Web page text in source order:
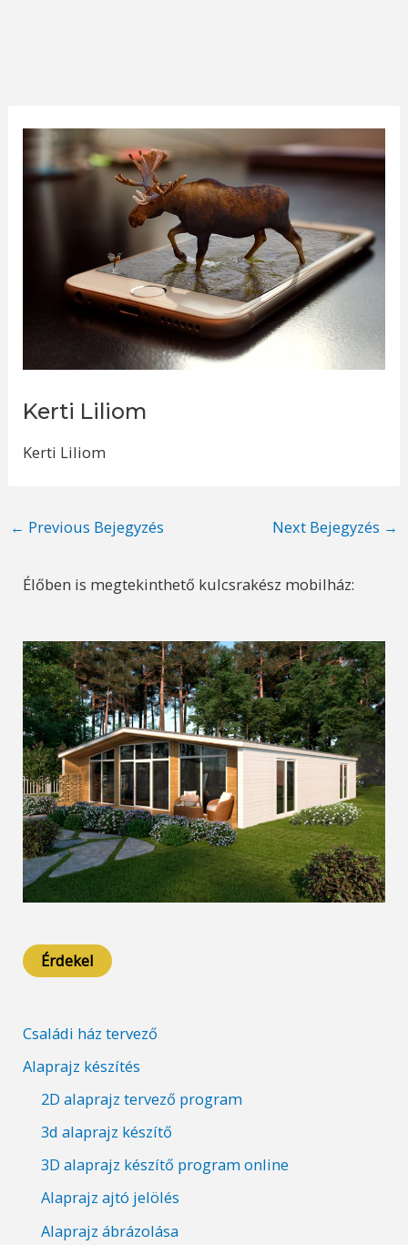
Kerti Liliom
Kerti Liliom
Post
← Previous Bejegyzés Next Bejegyzés →
Élőben is megtekinthető kulcsrakész mobilház:
Érdekel
Családi ház tervező
Alaprajz készítés
2D alaprajz tervező program
3d alaprajz készítő
3D alaprajz készítő program online
Alaprajz ajtó jelölés
Alaprajz ábrázolása